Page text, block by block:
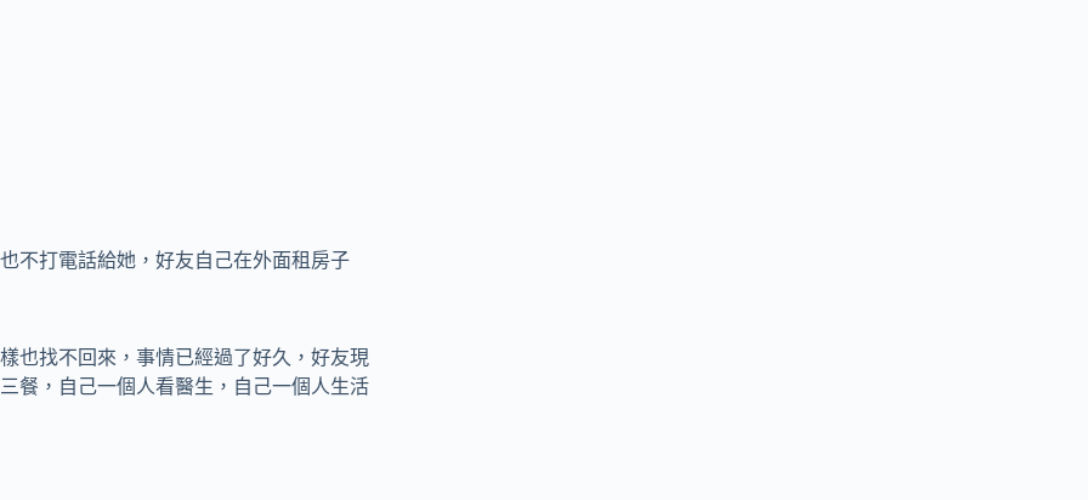
不打電話給她，好友自己在外面租房子
也找不回來，事情已經過了好久，好友現
餐，自己一個人看醫生，自己一個人生活